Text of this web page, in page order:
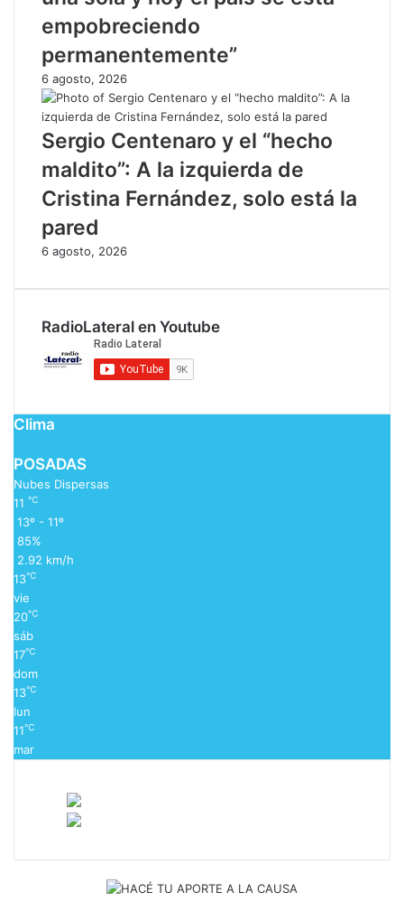
empobreciendo
permanentemente”
6 agosto, 2026
Sergio Centenaro y el “hecho
maldito”: A la izquierda de
Cristina Fernández, solo está la
pared
6 agosto, 2026
RadioLateral en Youtube
Clima
POSADAS
Nubes Dispersas
11 ℃
13º - 11º
85%
2.92 km/h
13℃
vie
20℃
sáb
17℃
dom
13℃
lun
11℃
mar